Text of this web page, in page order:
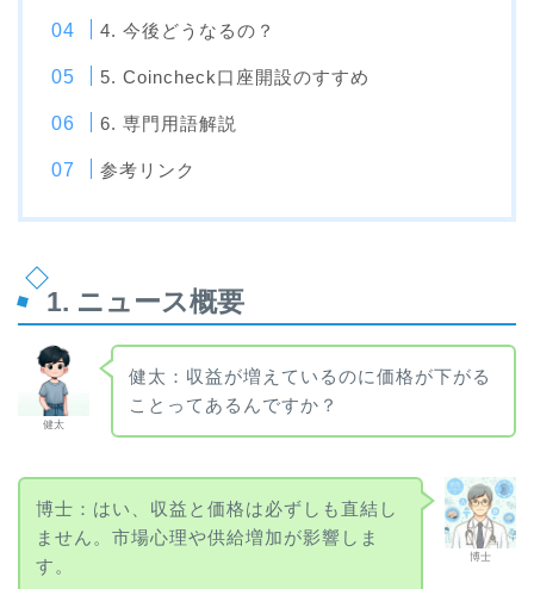
4. 今後どうなるの？
5. Coincheck口座開設のすすめ
6. 専門用語解説
参考リンク
1. ニュース概要
健太
健太：収益が増えているのに価格が下がる
ことってあるんですか？
博士
博士：はい、収益と価格は必ずしも直結し
ません。市場心理や供給増加が影響しま
す。